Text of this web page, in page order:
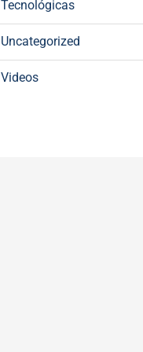
Tecnológicas
Uncategorized
Videos